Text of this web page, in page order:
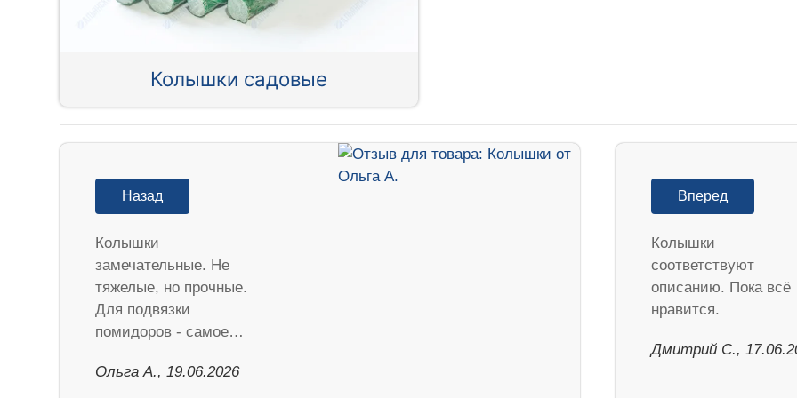
Колышки садовые
Назад
Колышки
замечательные. Не
тяжелые, но прочные.
Для подвязки
помидоров - самое…
Ольга А., 19.06.2026
Вперед
Колышки
соответствуют
описанию. Пока всё
нравится.
Дмитрий С.,